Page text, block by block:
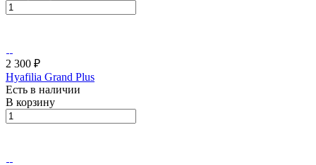
2 300 ₽
Hyafilia Grand Plus
Есть в наличии
В корзину